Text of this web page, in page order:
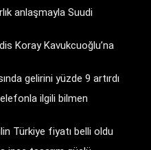
anlaşmayla Suudi
Koray Kavukcuoğlu’na
gelirini yüzde 9 artırdı
ilgili bilmen
Türkiye fiyatı belli oldu